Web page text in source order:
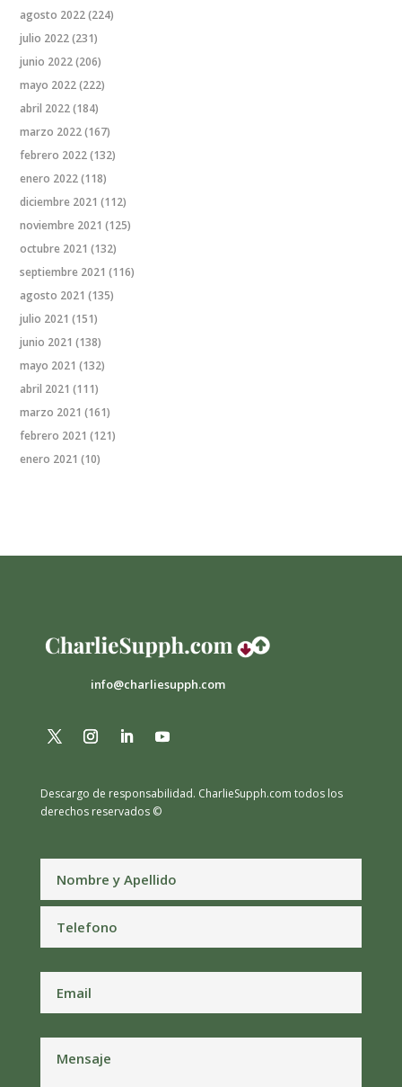
agosto 2022(224)
julio 2022(231)
junio 2022(206)
mayo 2022(222)
abril 2022(184)
marzo 2022(167)
febrero 2022(132)
enero 2022(118)
diciembre 2021 (112)
noviembre 2021 (125)
octubre 2021 (132)
septiembre 2021 (116)
agosto 2021 (135)
julio 2021 (151)
junio 2021 (138)
mayo 2021 (132)
abril 2021 (111)
marzo 2021 (161)
febrero 2021 (121)
enero 2021 (10)
info@charliesupph.com
Descargo de responsabilidad. CharlieSupph.com todos los
derechos reservados ©